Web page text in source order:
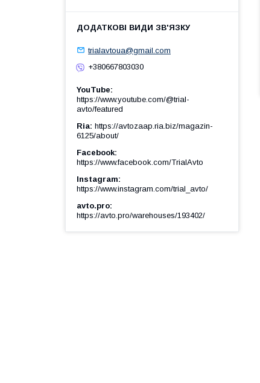
trialavtoua@gmail.com
+380667803030
YouTube
https://www.youtube.com/@trial-
avto/featured
Ria https://avtozaap.ria.biz/magazin-
6125/about/
Facebook
https://www.facebook.com/TrialAvto
Instagram
https://www.instagram.com/trial_avto/
avto.pro
https://avto.pro/warehouses/193402/